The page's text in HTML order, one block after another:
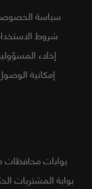
سياسة
شروط
إخلاء
إمكانية
بوابات
بوابة المشتريات